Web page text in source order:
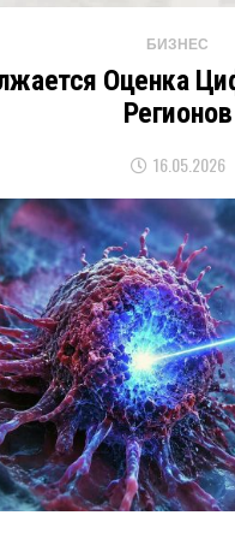
БИЗНЕС
Оценка
Регионов
16.05.2026